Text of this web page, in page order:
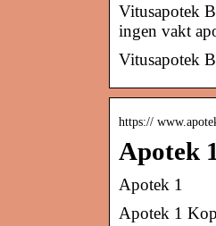
Vitusapotek
ingen vakt
Vitusapotek
https://
Apotek
Apotek 1
Apotek 1